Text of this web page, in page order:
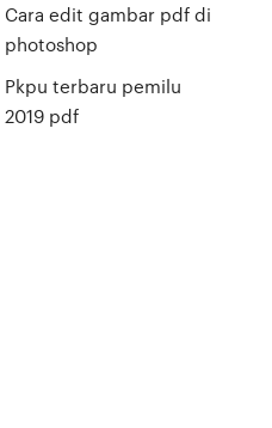
Cara edit gambar pdf di
photoshop
Pkpu terbaru pemilu
2019 pdf